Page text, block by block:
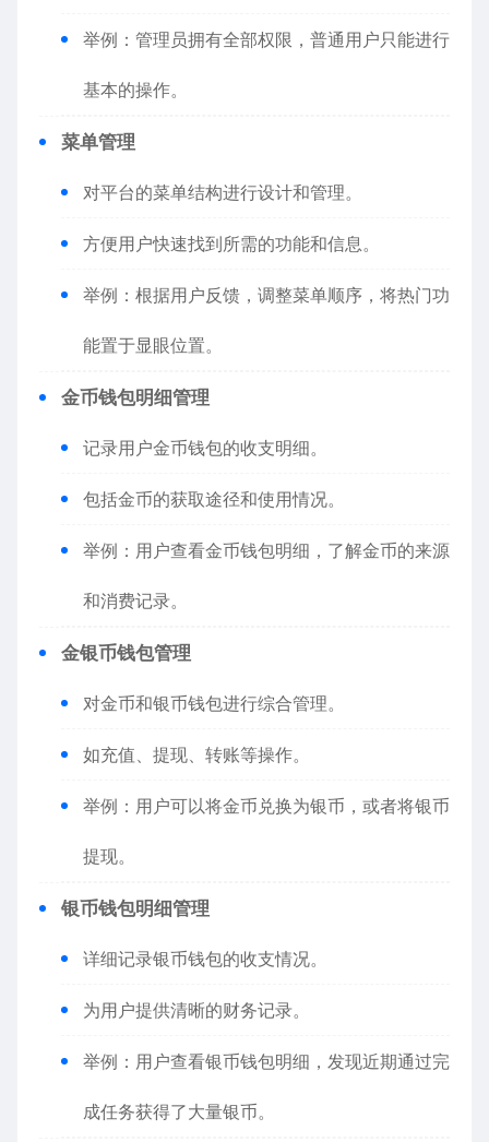
举例：管理员拥有全部权限，普通用户只能进行
基本的操作。
菜单管理
对平台的菜单结构进行设计和管理。
方便用户快速找到所需的功能和信息。
举例：根据用户反馈，调整菜单顺序，将热门功
能置于显眼位置。
金币钱包明细管理
记录用户金币钱包的收支明细。
包括金币的获取途径和使用情况。
举例：用户查看金币钱包明细，了解金币的来源
和消费记录。
金银币钱包管理
对金币和银币钱包进行综合管理。
如充值、提现、转账等操作。
举例：用户可以将金币兑换为银币，或者将银币
提现。
银币钱包明细管理
详细记录银币钱包的收支情况。
为用户提供清晰的财务记录。
举例：用户查看银币钱包明细，发现近期通过完
成任务获得了大量银币。